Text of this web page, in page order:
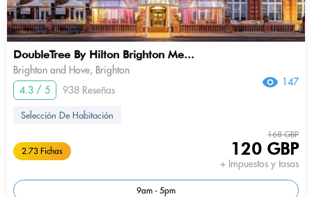
DoubleTree By Hilton Brighton Me...
Brighton and Hove, Brighton
4.3 / 5
938 Reseñas
147
Selección De Habitación
2.73 Fichas
168 GBP
120 GBP
+ Impuestos y tasas
9am - 5pm